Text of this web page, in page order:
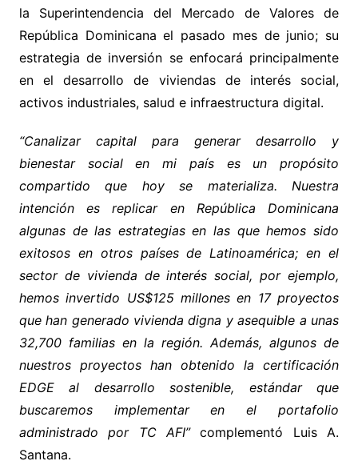
la Superintendencia del Mercado de Valores de
República Dominicana el pasado mes de junio; su
estrategia de inversión se enfocará principalmente
en el desarrollo de viviendas de interés social,
activos industriales, salud e infraestructura digital.
“Canalizar capital para generar desarrollo y
bienestar social en mi país es un propósito
compartido que hoy se materializa. Nuestra
intención es replicar en República Dominicana
algunas de las estrategias en las que hemos sido
exitosos en otros países de Latinoamérica; en el
sector de vivienda de interés social, por ejemplo,
hemos invertido US$125 millones en 17 proyectos
que han generado vivienda digna y asequible a unas
32,700 familias en la región. Además, algunos de
nuestros proyectos han obtenido la certificación
EDGE al desarrollo sostenible, estándar que
buscaremos implementar en el portafolio
administrado por TC AFI”complementó Luis A.
Santana.